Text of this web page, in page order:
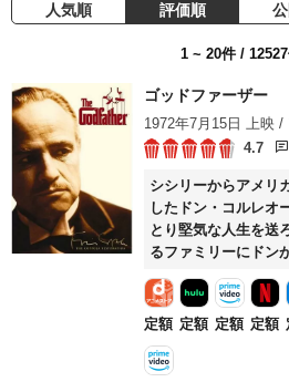
人気順 評価順
1 ~ 20件 /
ゴッドファーザー
1972年7月15日 上映
4.7
シシリーからアメリ
したドン・コルレオ
とり堅気な人生を送
るファミリーにドン
彼は報復を決意する
争の場と化してい
定額 定額 定額 定額